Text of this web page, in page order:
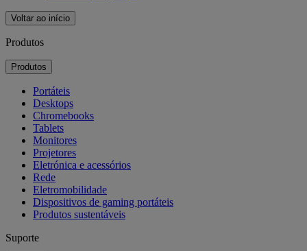
Voltar ao início
Produtos
Produtos
Portáteis
Desktops
Chromebooks
Tablets
Monitores
Projetores
Eletrónica e acessórios
Rede
Eletromobilidade
Dispositivos de gaming portáteis
Produtos sustentáveis
Suporte